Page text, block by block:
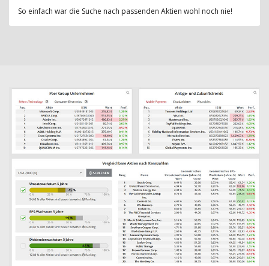
So einfach war die Suche nach passenden Aktien wohl noch nie!